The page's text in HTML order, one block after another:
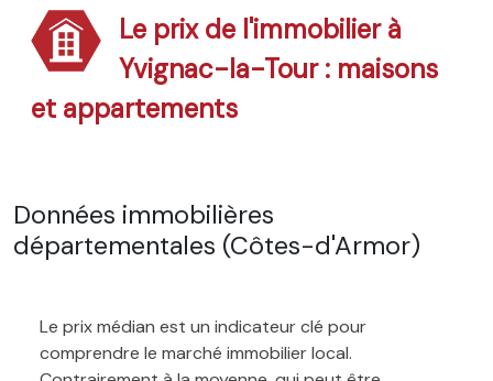
Le prix de l'immobilier à
Yvignac-la-Tour : maisons
et appartements
Données immobilières
départementales (Côtes-d'Armor)
Le prix médian est un indicateur clé pour
comprendre le marché immobilier local.